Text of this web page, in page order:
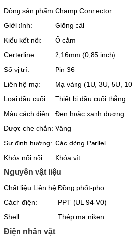
Dòng sản phẩm:Champ Connector
Giới tính:
Giống cái
Kiểu kết nối:
Ổ cắm
Certerline:
2,16mm (0,85 inch)
Số vị trí:
Pin 36
Liên hệ mạ:
Mạ vàng (1U, 3U, 5U,
Loại đầu cuối
Thiết bị đầu cuối thẳng
Màu cách điện: Đen hoặc xanh dương
Được che chắn: Vâng
Sự định hướng: Các dòng Parllel
Khóa nối nối:
Khóa vít
Nguyên vật liệu
Chất liệu Liên hệ:Đồng phốt-pho
Cách điện:
PPT (UL 94-V0)
Shell
Thép mạ niken
Điện nhân vật